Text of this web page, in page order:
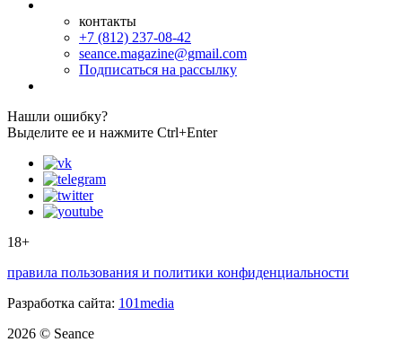
контакты
+7 (812) 237-08-42
seance.magazine@gmail.com
Подписаться на рассылку
Нашли ошибку?
Выделите ее и нажмите Ctrl+Enter
18+
правила пользования и политики конфиденциальности
Разработка сайта: 101media
2026 © Seance